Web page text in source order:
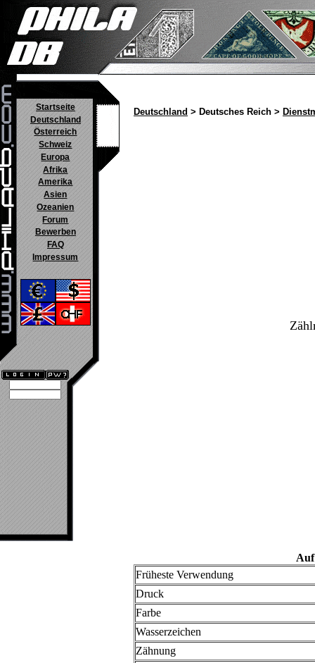
Startseite
Deutschland
Österreich
Schweiz
Europa
Afrika
Amerika
Asien
Ozeanien
Forum
Bewerben
FAQ
Impressum
Deutschland > Deutsches Reich >
Früheste Verwendung
Druck
Farbe
Wasserzeichen
Zähnung